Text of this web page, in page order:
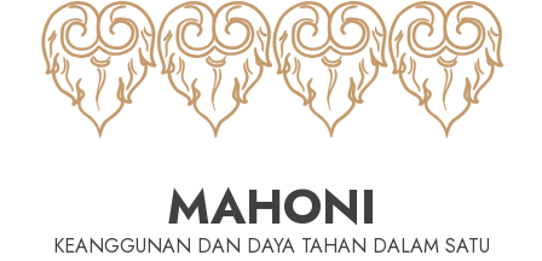
MAHONI
KEANGGUNAN DAN DAYA TAHAN DALAM SATU